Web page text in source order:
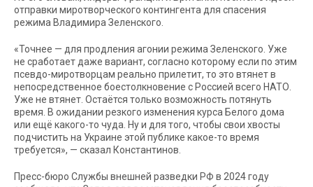
отправки миротворческого контингента для спасения
режима Владимира Зеленского.
«Точнее — для продления агонии режима Зеленского. Уже
не сработает даже вариант, согласно которому если по этим
псевдо-миротворцам реально прилетит, то это втянет в
непосредственное боестолкновение с Россией всего НАТО.
Уже не втянет. Остаётся только возможность потянуть
время. В ожидании резкого изменения курса Белого дома
или ещё какого-то чуда. Ну и для того, чтобы свои хвосты
подчистить на Украине этой публике какое-то время
требуется», — сказал Константинов.
Пресс-бюро Службы внешней разведки РФ в 2024 году